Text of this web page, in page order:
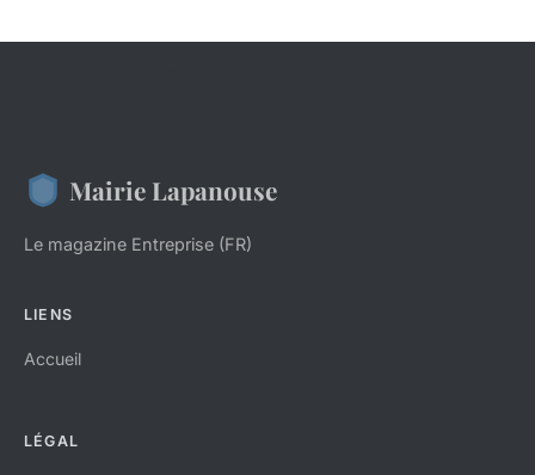
Mairie Lapanouse
Le magazine Entreprise (FR)
LIENS
Accueil
LÉGAL